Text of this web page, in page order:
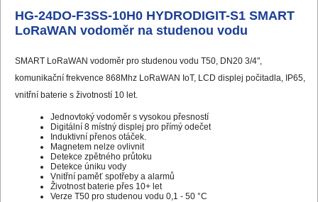
HG-24DO-F3SS-10H0 HYDRODIGIT-S1 SMART
LoRaWAN vodoměr na studenou vodu
SMART LoRaWAN vodoměr pro studenou vodu T50, DN20 3/4",
komunikační frekvence 868Mhz LoRaWAN IoT, LCD displej počitadla, IP65,
vnitřní baterie s životností 10 let.
Jednovtoký vodoměr s vysokou přesností
Digitální 8 místný displej pro přímý odečet
Induktivní přenos otáček.
Magnetem nelze ovlivnit
Detekce zpětného průtoku
Detekce úniku vody
Vnitřní paměť spotřeby a alarmů
Životnost baterie přes 10+ let
Verze T50 pro studenou vodu 0,1 - 50 °C